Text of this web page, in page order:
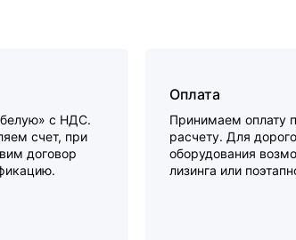
с НДС.
счет, при
договор
Оплата
Принимаем оплату
расчету. Для
оборудования
лизинга или